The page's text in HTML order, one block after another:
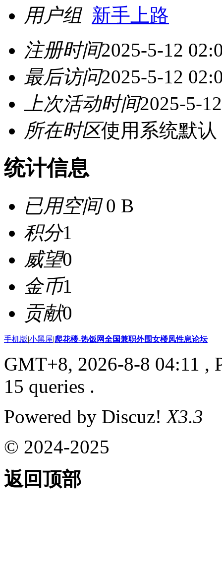
用户组 新手上路
注册时间2025-5-12
最后访问2025-5-12
上次活动时间2025-5-
所在时区使用系统默认
统计信息
已用空间0 B
积分1
威望0
金币1
贡献0
手机版|小黑屋|爬花楼-热饭网全国兼职外围女楼凤性息论坛
GMT+8, 2026-8-8 04:11 ,
15 queries .
Powered by Discuz!X3.3
© 2024-2025
返回顶部